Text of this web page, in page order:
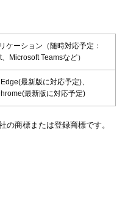
ケーション（随時対応予定：
Microsoft Teamsなど）
最新版に対応予定)、
最新版に対応予定)
の商標または登録商標です。